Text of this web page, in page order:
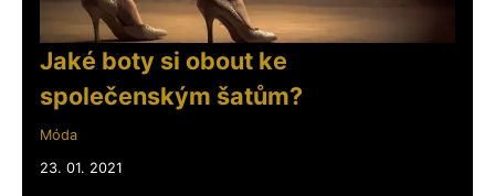
Jaké boty si obout ke
společenským šatům?
Móda
23. 01. 2021